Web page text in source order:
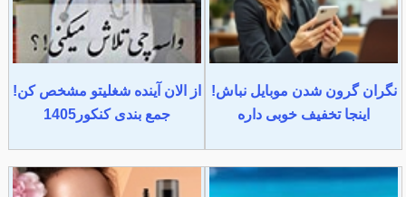
نگران گرون شدن موبایل نباش!
اینجا تخفیف خوبی داره
از الان آینده شغلیتو مشخص کن!
جمع بندی کنکور1405